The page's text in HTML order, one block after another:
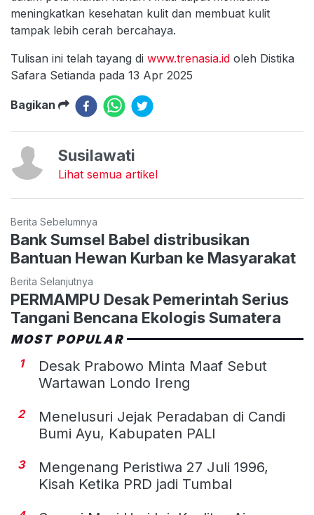
meningkatkan kesehatan kulit dan membuat kulit
tampak lebih cerah bercahaya.
Tulisan ini telah tayang di www.trenasia.id oleh Distika
Safara Setianda pada 13 Apr 2025
Bagikan
Susilawati
Lihat semua artikel
Berita Sebelumnya
Bank Sumsel Babel distribusikan
Bantuan Hewan Kurban ke Masyarakat
Berita Selanjutnya
PERMAMPU Desak Pemerintah Serius
Tangani Bencana Ekologis Sumatera
MOST POPULAR
1
Desak Prabowo Minta Maaf Sebut
Wartawan Londo Ireng
2
Menelusuri Jejak Peradaban di Candi
Bumi Ayu, Kabupaten PALI
3
Mengenang Peristiwa 27 Juli 1996,
Kisah Ketika PRD jadi Tumbal